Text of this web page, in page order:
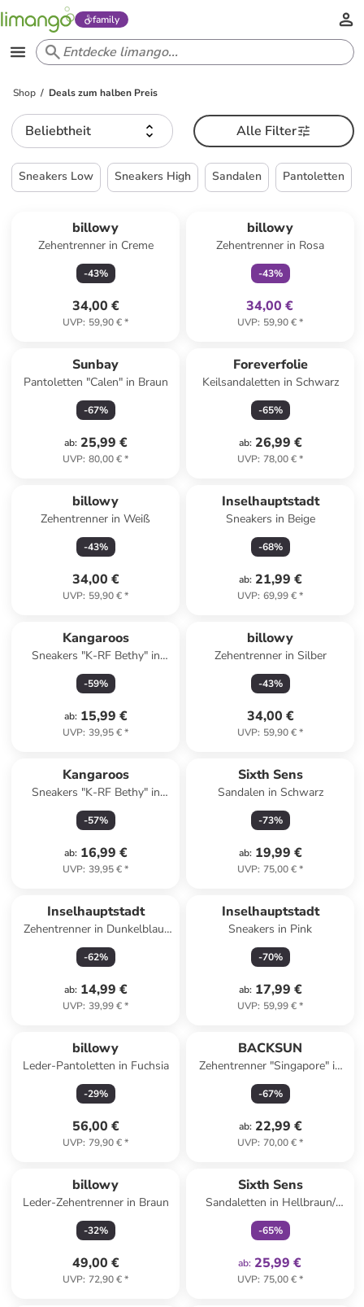
family
Shop Deals zum halben Preis
Beliebtheit Alle Filter
Sneakers Low Sneakers High Sandalen Pantoletten
billowy
Zehentrenner in Creme
-43%
34,00 €
UVP: 59,90 €*
billowy
Zehentrenner in Rosa
-43%
34,00 €
UVP: 59,90 €*
Sunbay
Pantoletten "Calen" in Braun
-67%
ab: 25,99 €
UVP: 80,00 €*
Foreverfolie
Keilsandaletten in Schwarz
-65%
ab: 26,99 €
UVP: 78,00 €*
billowy
Zehentrenner in Weiß
-43%
34,00 €
UVP: 59,90 €*
Inselhauptstadt
Sneakers in Beige
-68%
ab: 21,99 €
UVP: 69,99 €*
Kangaroos
Sneakers "K-RF Bethy" in
Dunkelblau
-59%
ab: 15,99 €
UVP: 39,95 €*
billowy
Zehentrenner in Silber
-43%
34,00 €
UVP: 59,90 €*
Kangaroos
Sneakers "K-RF Bethy" in
Schwarz
-57%
ab: 16,99 €
UVP: 39,95 €*
Sixth Sens
Sandalen in Schwarz
-73%
ab: 19,99 €
UVP: 75,00 €*
Inselhauptstadt
Zehentrenner in Dunkelblau/
Weiß
-62%
ab: 14,99 €
UVP: 39,99 €*
Inselhauptstadt
Sneakers in Pink
-70%
ab: 17,99 €
UVP: 59,99 €*
billowy
Leder-Pantoletten in Fuchsia
-29%
56,00 €
UVP: 79,90 €*
BACKSUN
Zehentrenner "Singapore" in
Braun
-67%
ab: 22,99 €
UVP: 70,00 €*
billowy
Leder-Zehentrenner in Braun
-32%
49,00 €
UVP: 72,90 €*
Sixth Sens
Sandaletten in Hellbraun/
Gold
-65%
ab: 25,99 €
UVP: 75,00 €*